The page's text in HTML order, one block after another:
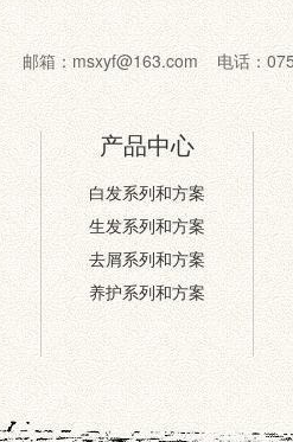
邮箱：msxyf@163.com 电话：
产品中心
白发系列和方案
生发系列和方案
去屑系列和方案
养护系列和方案